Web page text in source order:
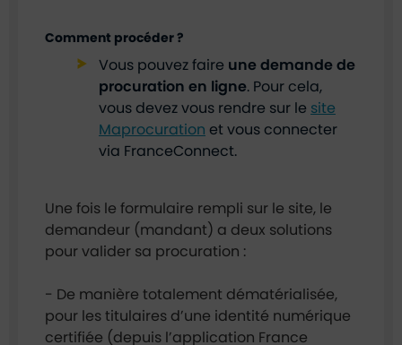
Comment procéder ?
Vous pouvez faire une demande de
procuration en ligne. Pour cela,
vous devez vous rendre sur le site
Maprocuration et vous connecter
via FranceConnect.
Une fois le formulaire rempli sur le site, le
demandeur (mandant) a deux solutions
pour valider sa procuration :
- De manière totalement dématérialisée,
pour les titulaires d’une identité numérique
certifiée (depuis l’application France